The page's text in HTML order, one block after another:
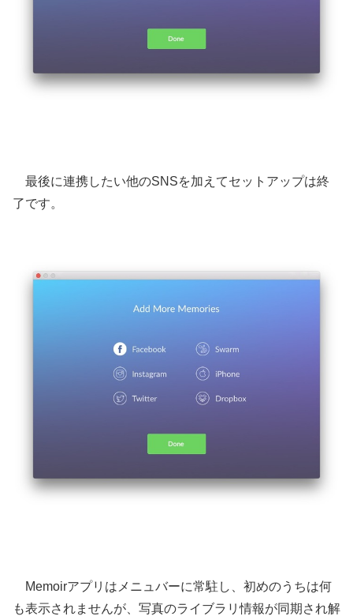
最後に連携したい他のSNSを加えてセットアップは終
了です。
Memoirアプリはメニュバーに常駐し、初めのうちは何
も表示されませんが、写真のライブラリ情報が同期され解